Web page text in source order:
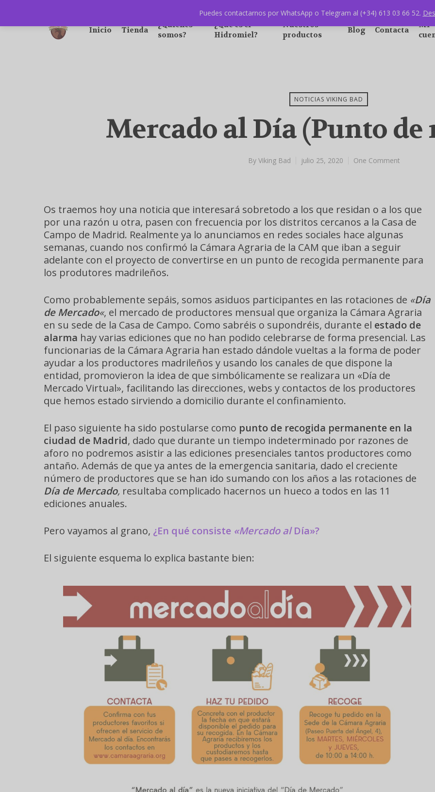
Inicio Tienda
¿Quiénes
somos?
¿Qué es el
Hidromiel?
Nuestros
productos
Blog Contacta
Mi
NOTICIAS VIKING BAD
Mercado al Día (Punto de
By Viking Bad julio 25, 2020 One Comment
Os traemos hoy una noticia que interesará sobretodo a los que residan o a los que
por una razón u otra, pasen con frecuencia por los distritos cercanos a la Casa de
Campo de Madrid. Realmente ya lo anunciamos en redes sociales hace algunas
semanas, cuando nos confirmó la Cámara Agraria de la CAM que iban a seguir
adelante con el proyecto de convertirse en un punto de recogida permanente para
los produtores madrileños.
Como probablemente sepáis, somos asiduos participantes en las rotaciones de «Día
de Mercado«, el mercado de productores mensual que organiza la Cámara Agraria
en su sede de la Casa de Campo. Como sabréis o supondréis, durante el estado de
alarma hay varias ediciones que no han podido celebrarse de forma presencial. Las
funcionarias de la Cámara Agraria han estado dándole vueltas a la forma de poder
ayudar a los productores madrileños y usando los canales de que dispone la
entidad, promovieron la idea de que simbólicamente se realizara un «Día de
Mercado Virtual», facilitando las direcciones, webs y contactos de los productores
que hemos estado sirviendo a domicilio durante el confinamiento.
El paso siguiente ha sido postularse como punto de recogida permanente en la
ciudad de Madrid, dado que durante un tiempo indeterminado por razones de
aforo no podremos asistir a las ediciones presenciales tantos productores como
antaño. Además de que ya antes de la emergencia sanitaria, dado el creciente
número de productores que se han ido sumando con los años a las rotaciones de
Día de Mercado, resultaba complicado hacernos un hueco a todos en las 11
ediciones anuales.
Pero vayamos al grano, ¿En qué consiste «Mercado alDía»?
El siguiente esquema lo explica bastante bien:
Puedes contactarnos por WhatsApp o Telegram al (+34) 613 03 66 52.